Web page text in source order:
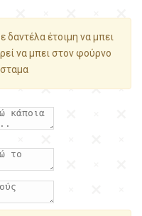
δαντέλα έτοιμη να μπει
να μπει στον φούρνο